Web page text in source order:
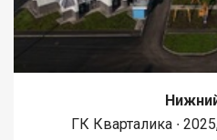
ГК Кварталика ∙